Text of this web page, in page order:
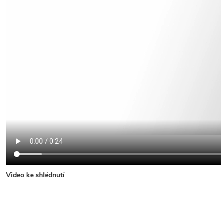
Video ke shlédnutí